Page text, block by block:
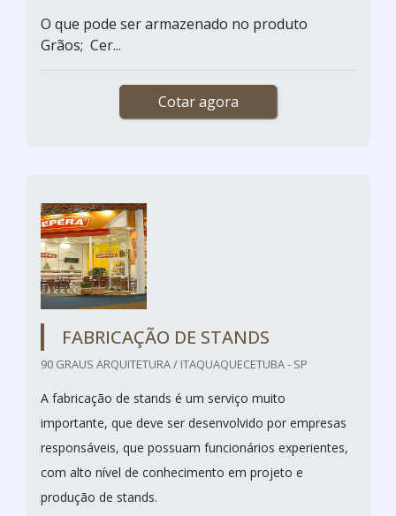
O que pode ser armazenado no produto
Grãos; Cer...
Cotar agora
FABRICAÇÃO DE STANDS
90 GRAUS ARQUITETURA / ITAQUAQUECETUBA - SP
A fabricação de stands é um serviço muito
importante, que deve ser desenvolvido por empresas
responsáveis, que possuam funcionários experientes,
com alto nível de conhecimento em projeto e
produção de stands.